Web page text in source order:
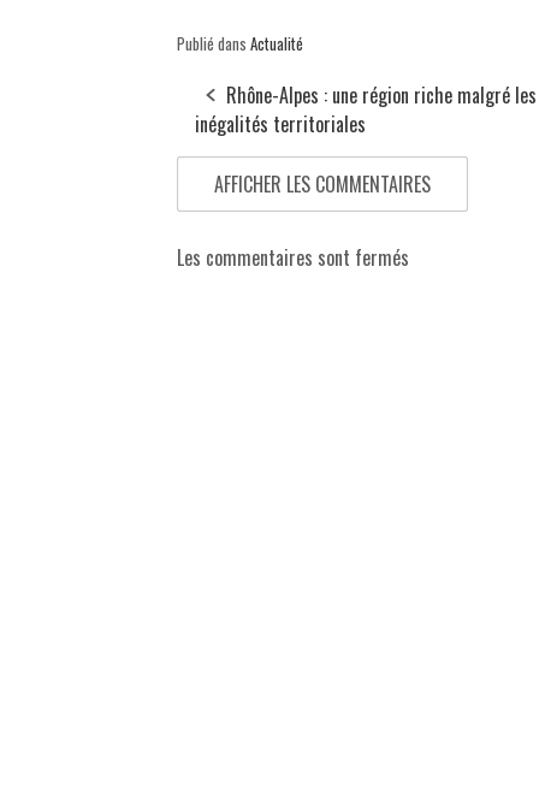
Publié dans Actualité
Rhône-Alpes : une région riche malgré les
inégalités territoriales
AFFICHER LES COMMENTAIRES
Les commentaires sont fermés